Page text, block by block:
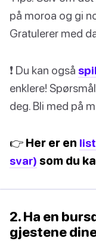
på moroa og gi
Gratulerer med
❗️ Du kan også
enklere!
deg. Bli med på
👉 Her er en
svar) som du
2. Ha en
gjestene